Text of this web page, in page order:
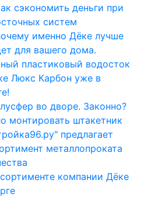
сэкономить деньги при
систем
именно Дёке лучше
для вашего дома.
пластиковый водосток
Люкс Карбон уже в
во дворе. Законно?
монтировать штакетник
предлагает
металлопроката
компании Дёке